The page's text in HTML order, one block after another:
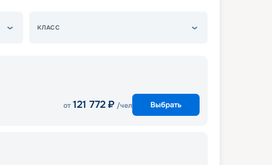
КЛАСС
от 121 772 ₽ /чел Выбрать